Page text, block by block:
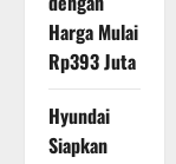
Harga Mulai
Rp393 Juta
Hyundai
Siapkan